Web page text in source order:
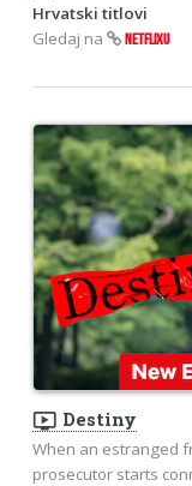
Hrvatski titlovi
Gledaj na
NETFLIXU
ondemand_video Destiny
When an estranged
prosecutor starts